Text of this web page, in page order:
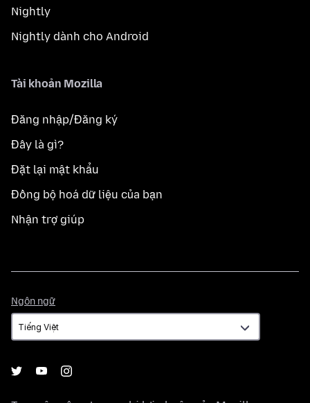
Nightly
Nightly dành cho Android
Tài khoản Mozilla
Đăng nhập/Đăng ký
Đây là gì?
Đặt lại mật khẩu
Đồng bộ hoá dữ liệu của bạn
Nhận trợ giúp
Ngôn ngữ
ngữ